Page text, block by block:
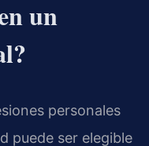
un
personales
puede ser elegible